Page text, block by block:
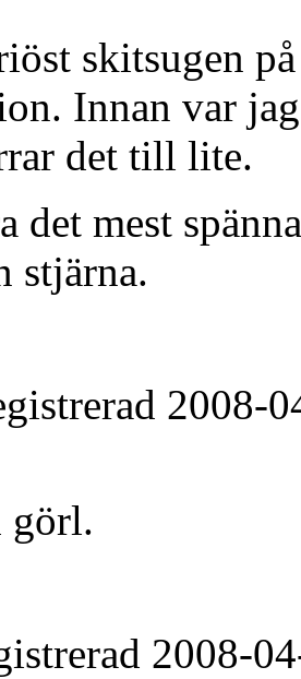
skitsugen
Innan var
det till lite.
det mest
stjärna.
2008-
görl.
2008-